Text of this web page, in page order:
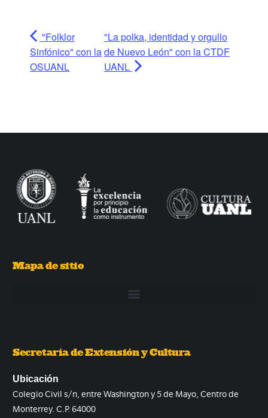
"Folklor
Sinfónico" con la
OSUANL
"La polka, identidad y orgullo
de Nuevo León" con la CTDF
UANL
Mapa de sitio
Secretaría de Extensión y Cultura
Ubicación
Colegio Civil s/n, entre Washington y 5 de Mayo, Centro de
Monterrey. C.P. 64000